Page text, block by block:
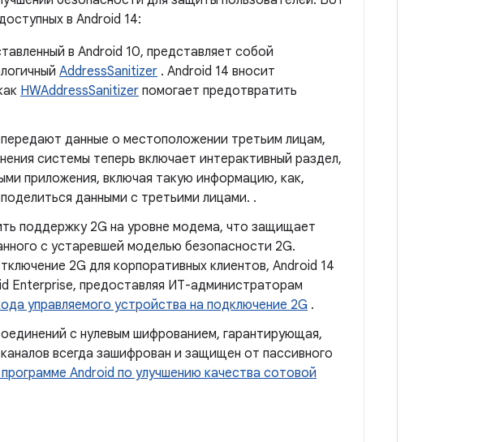
в Android 14:
в Android 10, представляет собой
AddressSanitizer . Android 14 вносит
HWAddressSanitizer помогает предотвратить
данные о местоположении третьим лицам,
системы теперь включает интерактивный раздел,
приложения, включая такую ​​информацию, как,
данными с третьими лицами. .
поддержку 2G на уровне модема, что защищает
с устаревшей моделью безопасности 2G.
2G для корпоративных клиентов, Android 14
Enterprise, предоставляя ИТ-администраторам
управляемого устройства на подключение 2G .
с нулевым шифрованием, гарантирующая,
всегда зашифрован и защищен от пассивного
Android по улучшению качества сотовой